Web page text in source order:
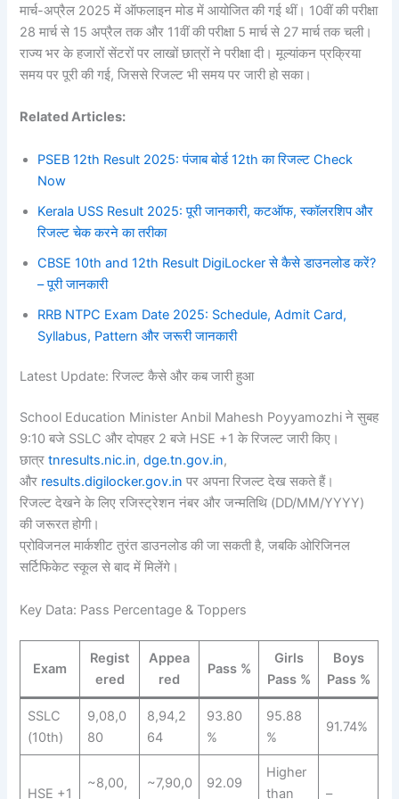
मार्च-अप्रैल 2025 में ऑफलाइन मोड में आयोजित की गई थीं। 10वीं की परीक्षा
28 मार्च से 15 अप्रैल तक और 11वीं की परीक्षा 5 मार्च से 27 मार्च तक चली।
राज्य भर के हजारों सेंटरों पर लाखों छात्रों ने परीक्षा दी। मूल्यांकन प्रक्रिया
समय पर पूरी की गई, जिससे रिजल्ट भी समय पर जारी हो सका।
Related Articles:
PSEB 12th Result 2025: पंजाब बोर्ड 12th का रिजल्ट Check
Now
Kerala USS Result 2025: पूरी जानकारी, कटऑफ, स्कॉलरशिप और
रिजल्ट चेक करने का तरीका
CBSE 10th and 12th Result DigiLocker से कैसे डाउनलोड करें?
– पूरी जानकारी
RRB NTPC Exam Date 2025: Schedule, Admit Card,
Syllabus, Pattern और जरूरी जानकारी
Latest Update: रिजल्ट कैसे और कब जारी हुआ
School Education Minister Anbil Mahesh Poyyamozhi ने सुबह
9:10 बजे SSLC और दोपहर 2 बजे HSE +1 के रिजल्ट जारी किए।
छात्रtnresults.nic.in,dge.tn.gov.in,
और results.digilocker.gov.in पर अपना रिजल्ट देख सकते हैं।
रिजल्ट देखने के लिए रजिस्ट्रेशन नंबर और जन्मतिथि (DD/MM/YYYY)
की जरूरत होगी।
प्रोविजनल मार्कशीट तुरंत डाउनलोड की जा सकती है, जबकि ओरिजिनल
सर्टिफिकेट स्कूल से बाद में मिलेंगे।
Key Data: Pass Percentage & Toppers
Exam
Regist
ered
Appea
red
Pass %
Girls
Pass %
Boys
Pass %
SSLC
(10th)
9,08,0
80
8,94,2
64
93.80
%
95.88
%
91.74%
HSE +1
~8,00,
~7,90,0
92.09
Higher
than
–